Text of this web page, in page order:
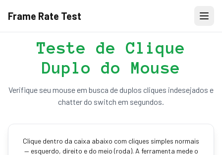
Frame Rate Test
Teste de Clique
Duplo do Mouse
Verifique seu mouse em busca de duplos cliques indesejados e
chatter do switch em segundos.
Clique dentro da caixa abaixo com cliques simples normais
— esquerdo, direito e do meio (roda). A ferramenta mede o